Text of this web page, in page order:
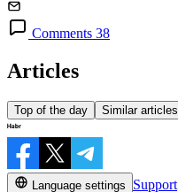
Comments 38
Articles
Top of the day Similar articles
Language settings Support